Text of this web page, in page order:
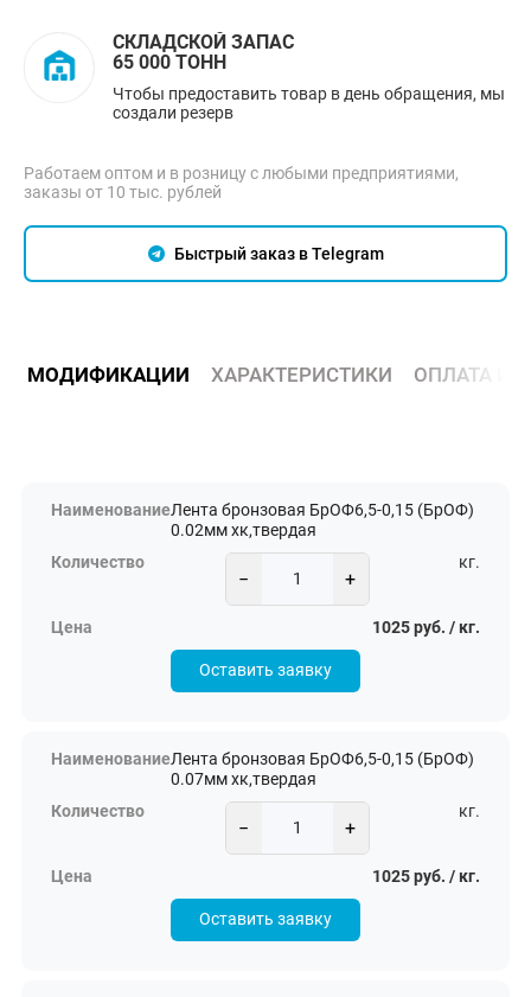
СКЛАДСКОЙ ЗАПАС
65 000 ТОНН
Чтобы предоставить товар в день обращения, мы
создали резерв
Работаем оптом и в розницу с любыми предприятиями,
заказы от 10 тыс. рублей
Быстрый заказ в Telegram
МОДИФИКАЦИИ ХАРАКТЕРИСТИКИ ОПЛАТА И
Лента бронзовая БрОФ6,5-0,15 (БрОФ)
0.02мм хк,твердая
− +
кг.
1025 руб. / кг.
Оставить заявку
Лента бронзовая БрОФ6,5-0,15 (БрОФ)
0.07мм хк,твердая
− +
кг.
1025 руб. / кг.
Оставить заявку